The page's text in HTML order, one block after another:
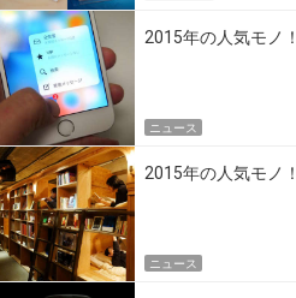
2015年の人気モノ
ニュース
2015年の人気モノ
ニュース